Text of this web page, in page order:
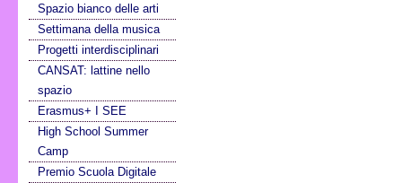
Spazio bianco delle arti
Settimana della musica
Progetti interdisciplinari
CANSAT: lattine nello
spazio
Erasmus+ I SEE
High School Summer
Camp
Premio Scuola Digitale